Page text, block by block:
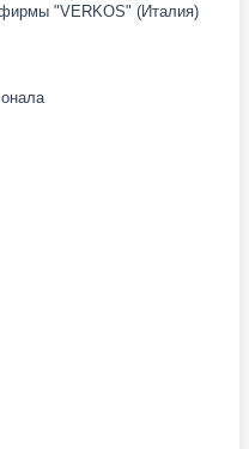
"VERKOS" (Италия)